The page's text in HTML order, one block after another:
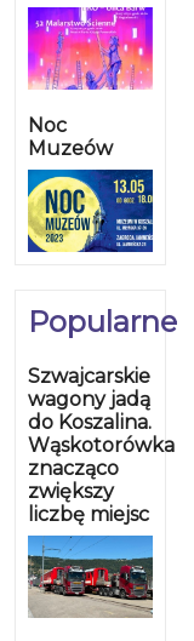
Noc
Muzeów
Popularne
Szwajcarskie
wagony jadą
do Koszalina.
Wąskotorówka
znacząco
zwiększy
liczbę miejsc